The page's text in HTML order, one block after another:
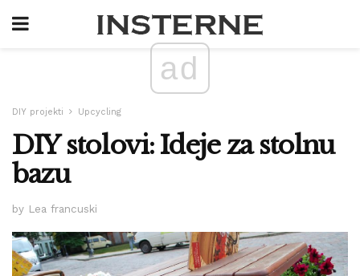
ad
DIY projekti Upcycling
DIY stolovi: Ideje za stolnu
bazu
by Lea francuski